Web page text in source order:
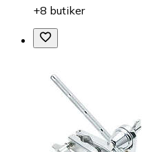
+8 butiker